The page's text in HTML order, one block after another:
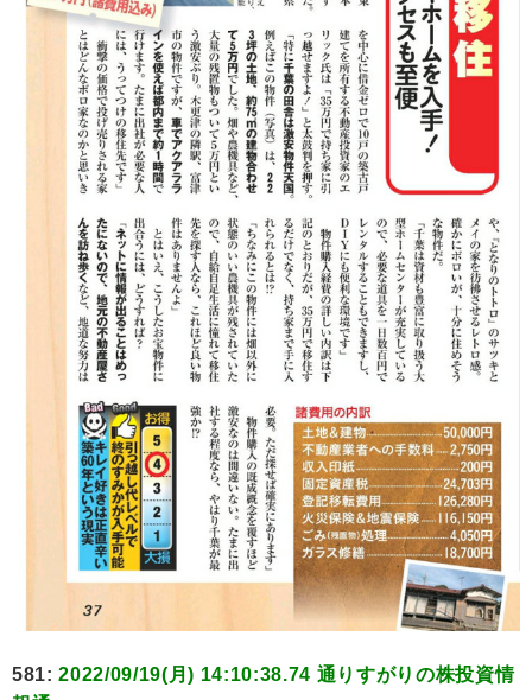
581:2022/09/19(月) 14:10:38.74 通りすがりの株投資情